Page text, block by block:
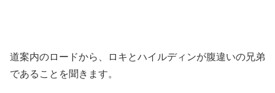
道案内のロードから、ロキとハイルディンが腹違いの兄弟
であることを聞きます。